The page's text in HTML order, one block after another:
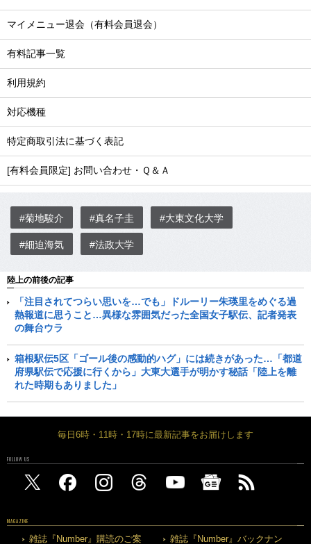
マイメニュー退会（有料会員退会）
有料記事一覧
利用規約
対応機種
特定商取引法に基づく表記
[有料会員限定] お問い合わせ・Ｑ＆Ａ
#菊地駿介 #真名子圭 #大東文化大学
#細迫海気 #法政大学
陸上の前後の記事
「注目されてつらい思いを…でも」ドルーリー朱瑛里をめぐる過
熱報道に思うこと…異様な雰囲気だった全国女子駅伝、記者発表
の舞台ウラ
箱根駅伝5区「ゴール後の感動的ハグ」には続きがあった…「都道
府県駅伝で応援に行くから」大東大選手が明かす秘話「陸上を離
れた時期もありました」
毎日6時・11時・17時に最新記事をお届けします
FOLLOW US
MAGAZINE
雑誌『Number』購読のご案
雑誌『Number』バックナン